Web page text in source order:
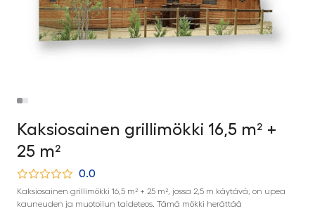
Kaksiosainen grillimökki 16,5 m² +
25 m²
0.0
Kaksiosainen grillimökki 16,5 m² + 25 m², jossa 2,5 m käytävä, on upea
kauneuden ja muotoilun taideteos. Tämä mökki herättää